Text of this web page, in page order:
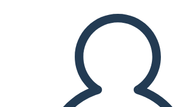
Copy this Storyboard
CREATE A STORYBOARD
PLAY SLIDESHOW
READ TO ME